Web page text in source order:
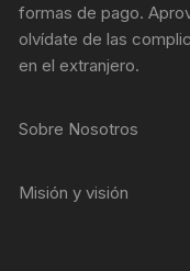
formas de pago.
olvídate de las
en el extranjero.
Sobre Nosotros
Misión y visión